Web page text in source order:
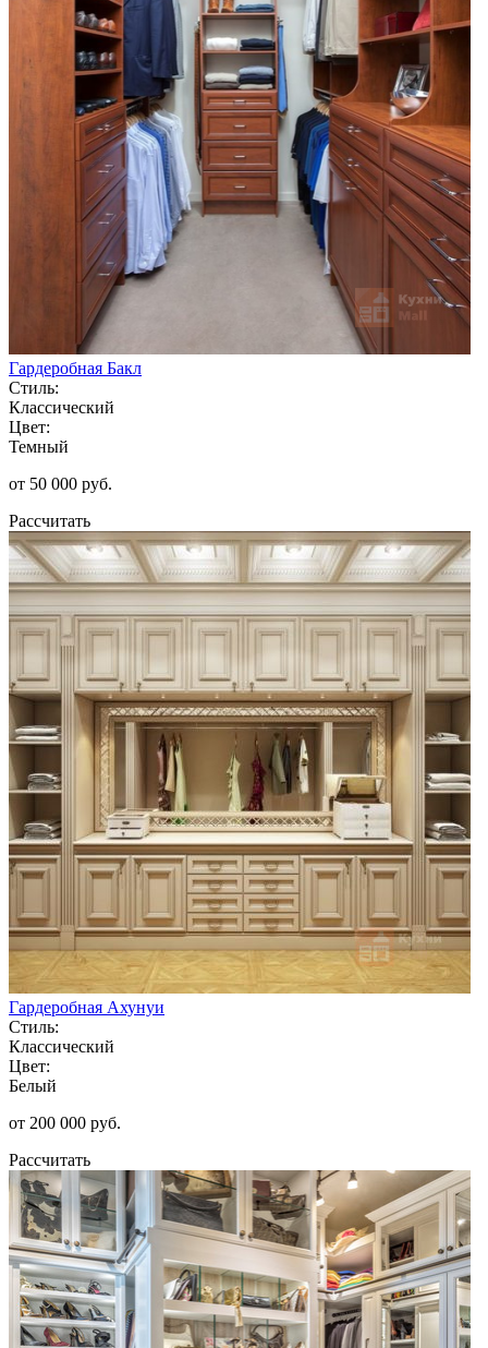
Гардеробная Бакл
Стиль:
Классический
Цвет:
Темный
от 50 000 руб.
Рассчитать
Гардеробная Ахунуи
Стиль:
Классический
Цвет:
Белый
от 200 000 руб.
Рассчитать